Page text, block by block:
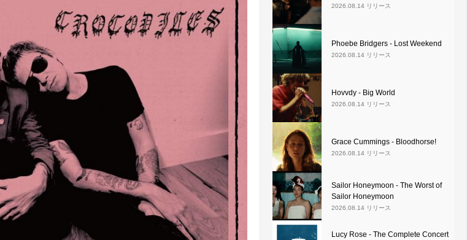
2026.08.14 リリース
Phoebe Bridgers - Lost Weekend
2026.08.14 リリース
Hovvdy - Big World
2026.08.14 リリース
Grace Cummings - Bloodhorse!
2026.08.14 リリース
Sailor Honeymoon - The Worst of
Sailor Honeymoon
2026.08.14 リリース
Lucy Rose - The Complete Concert